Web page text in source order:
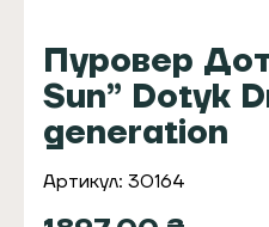
Пуровер
Sun” Dotyk
generation
Артикул: 30164